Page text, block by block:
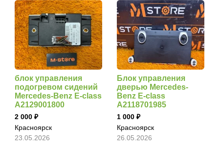
блок управления
подогревом сидений
Mercedes-Benz E-class
A2129001800
2 000
Красноярск
23.05.2026
Блок управления
дверью Mercedes-
Benz E-class
A2118701985
1 000
Красноярск
26.05.2026